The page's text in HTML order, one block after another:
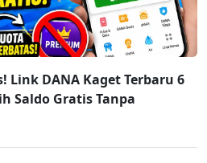
Link DANA Kaget Terbaru 6
Saldo Gratis Tanpa